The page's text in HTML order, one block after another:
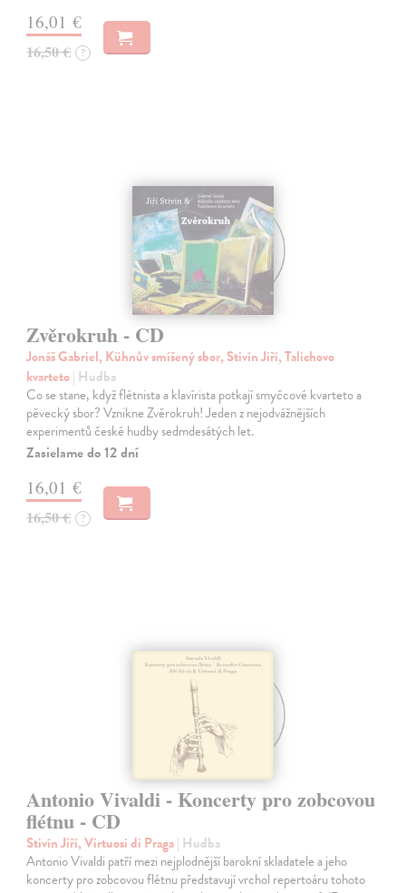
16,01 €
16,50 € ?
Zvěrokruh - CD
Jonáš Gabriel, Kühnův smíšený sbor, Stivín Jiří, Talichovo
kvarteto| Hudba
Co se stane, když flétnista a klavírista potkají smyčcové kvarteto a
pěvecký sbor? Vznikne Zvěrokruh! Jeden z nejodvážnějších
experimentů české hudby sedmdesátých let.
Zasielame do 12 dní
16,01 €
16,50 € ?
Antonio Vivaldi - Koncerty pro zobcovou
flétnu - CD
Stivín Jiří, Virtuosi di Praga| Hudba
Antonio Vivaldi patří mezi nejplodnější barokní skladatele a jeho
koncerty pro zobcovou flétnu představují vrchol repertoáru tohoto